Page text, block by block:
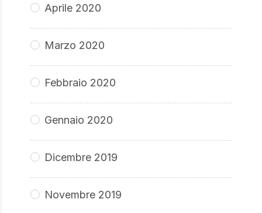
Aprile 2020
Marzo 2020
Febbraio 2020
Gennaio 2020
Dicembre 2019
Novembre 2019